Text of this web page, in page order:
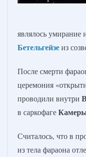
являлось умирание
Бетельгейзеиз
После смерти
церемония
проводили внутри
в саркофаге
Считалось, что в
из тела фараона